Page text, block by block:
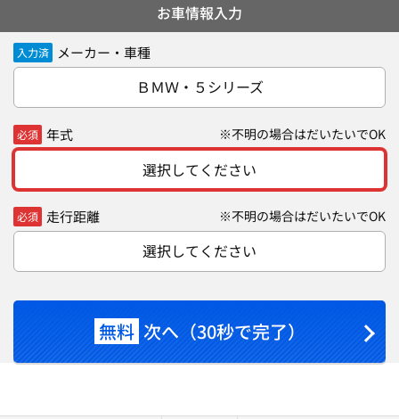
お車情報入力
入力済 メーカー・車種
ＢＭＷ・５シリーズ
必須 年式 ※不明の場合はだいたいでOK
選択してください
必須 走行距離 ※不明の場合はだいたいでOK
選択してください
無料 次へ（30秒で完了）